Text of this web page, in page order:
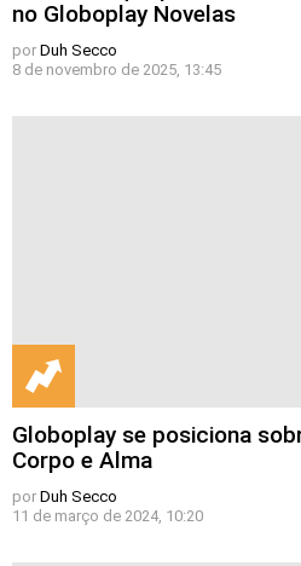
no Globoplay Novelas
por Duh Secco
8 de novembro de 2025, 13:45
Globoplay se posiciona
Corpo e Alma
por Duh Secco
11 de março de 2024, 10:20